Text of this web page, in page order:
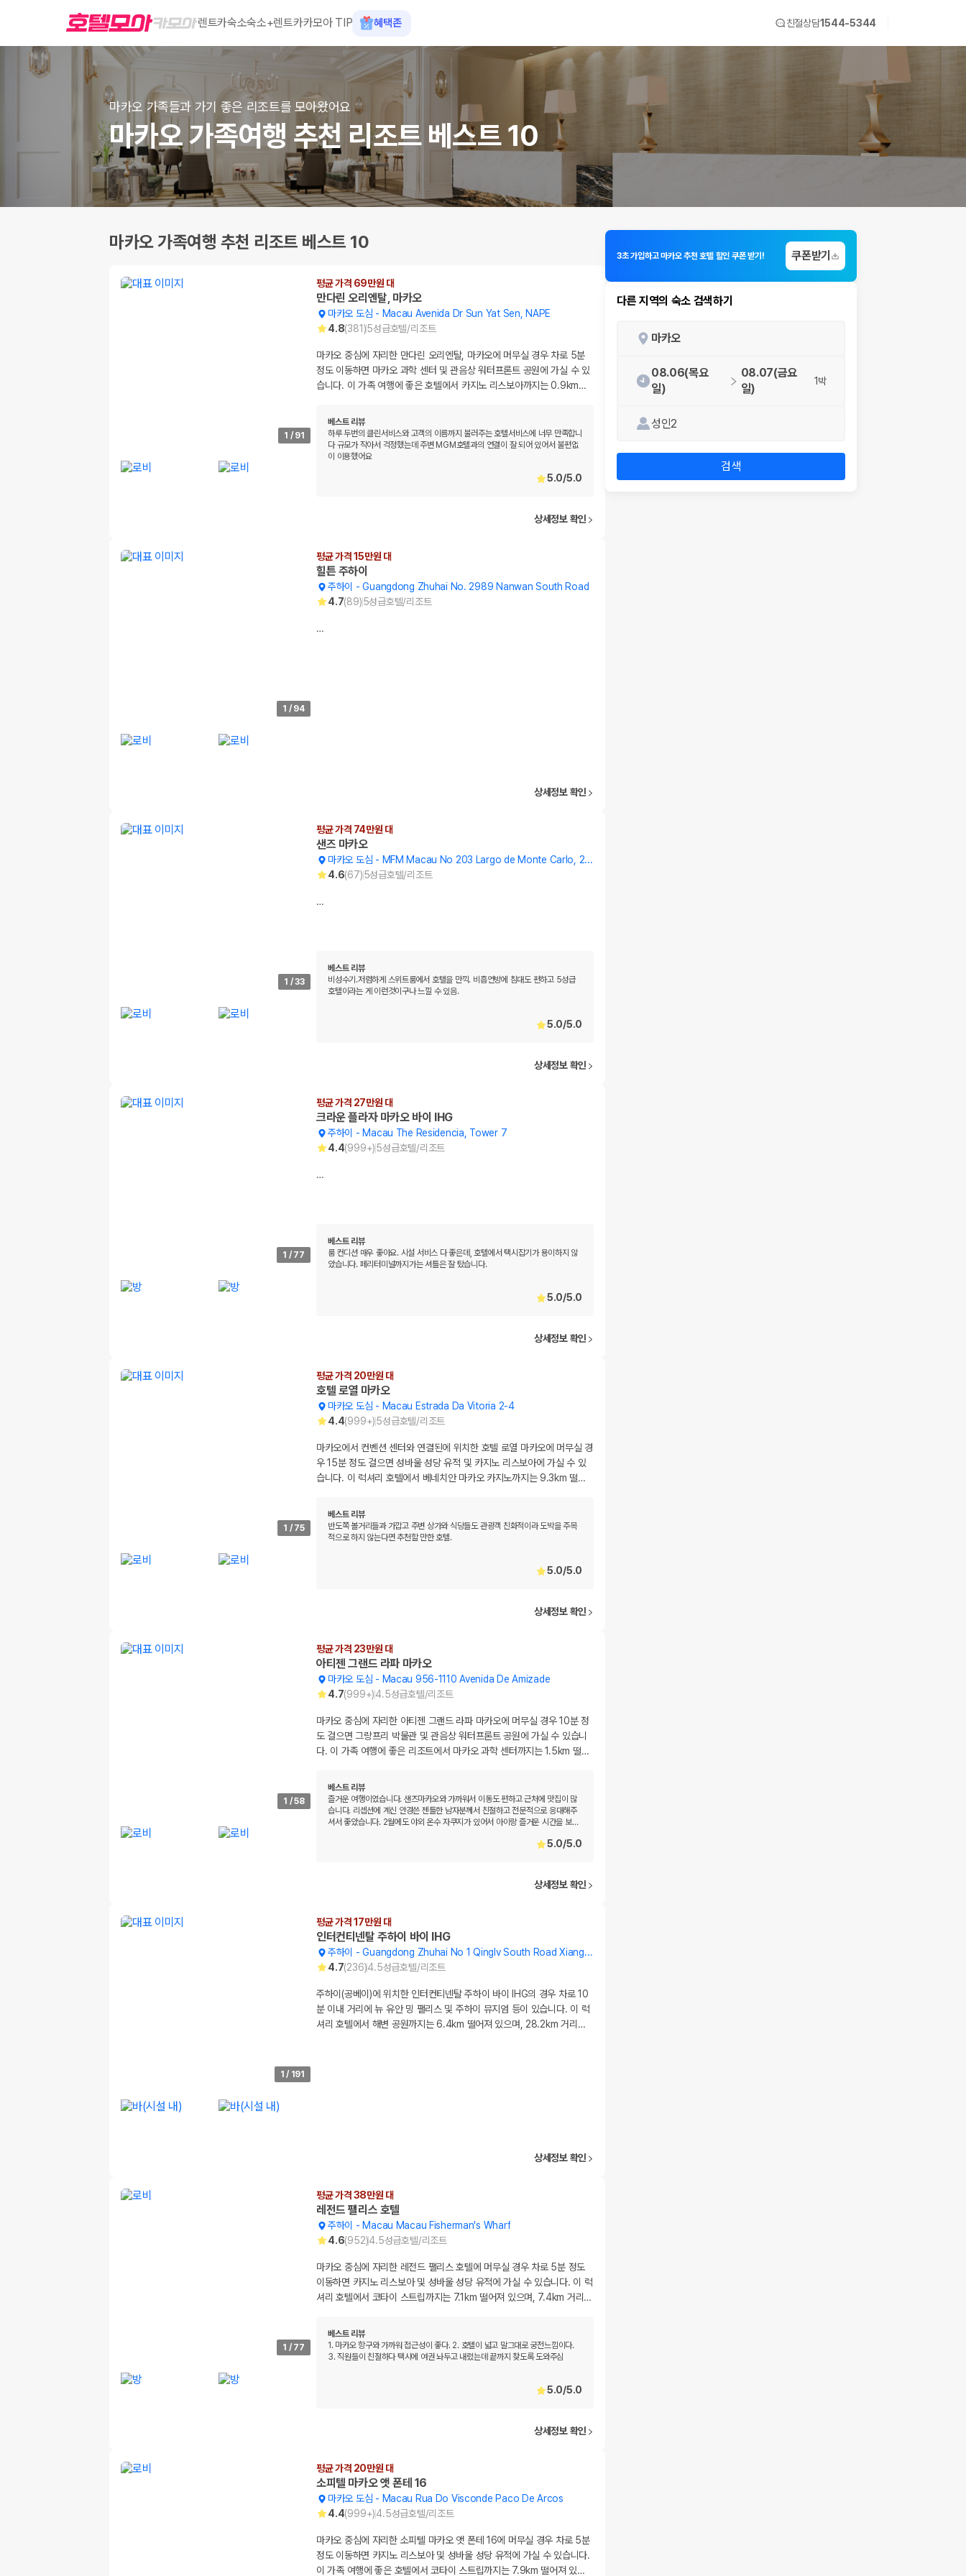
렌트카숙소숙소+렌트카카모아 TIP 혜택존 친절상담1544-5344
마카오 가족들과 가기 좋은 리조트를 모아왔어요
마카오 가족여행 추천 리조트 베스트 10
마카오 가족여행 추천 리조트 베스트 10
1 / 91
평균 가격 69만원 대
만다린 오리엔탈, 마카오
마카오 도심 - Macau Avenida Dr Sun Yat Sen, NAPE
4.8(381)5성급호텔/리조트
마카오 중심에 자리한 만다린 오리엔탈, 마카오에 머무실 경우 차로 5분
정도 이동하면 마카오 과학 센터 및 관음상 워터프론트 공원에 가실 수 있
습니다. 이 가족 여행에 좋은 호텔에서 카지노 리스보아까지는 0.9km…
베스트 리뷰
하루 두번의 클린서비스와 고객의 이름까지 불러주는 호텔서비스에 너무 만족합니
다 규모가 작아서 걱정했는데 주변 MGM호텔과의 연결이 잘 되어 있어서 불편없
이 이용했어요
5.0/5.0
상세정보 확인
1 / 94
평균 가격 15만원 대
힐튼 주하이
주하이 -Guangdong Zhuhai No. 2989 Nanwan South Road
4.7(89)5성급호텔/리조트
…
상세정보 확인
1 /33
평균 가격 74만원 대
샌즈 마카오
마카오 도심 - MFM Macau No 203 Largo de Monte Carlo, 203
4.6(67)5성급호텔/리조트
…
베스트 리뷰
비성수기.저렴하게 스위트룸에서 호텔을 만끽. 비흡연방에 침대도 편하고 5성급
호텔이라는 게 이런것이구나 느낄 수 있음.
5.0/5.0
상세정보 확인
1 / 77
평균 가격 27만원 대
크라운 플라자 마카오 바이 IHG
주하이 - Macau The Residencia, Tower 7
4.4(999+)5성급호텔/리조트
…
베스트 리뷰
룸 컨디션 매우 좋아요. 시설 서비스 다 좋은데, 호텔에서 택시잡기가 용이하지 않
았습니다. 페리터미널까지가는 셔틀은 잘 탔습니다.
5.0/5.0
상세정보 확인
1 / 75
평균 가격 20만원 대
호텔 로열 마카오
마카오 도심 - Macau Estrada Da Vitoria 2-4
4.4(999+)5성급호텔/리조트
마카오에서 컨벤션 센터와 연결된에 위치한 호텔 로열 마카오에 머무실 경
우 15분 정도 걸으면 성바울 성당 유적 및 카지노 리스보아에 가실 수 있
습니다. 이 럭셔리 호텔에서 베네치안 마카오 카지노까지는 9.3km 떨…
베스트 리뷰
반도쪽 볼거리들과 가깝고 주변 상가와 식당들도 관광객 친화적이라 도박을 주목
적으로 하지 않는다면 추천할 만한 호텔.
5.0/5.0
상세정보 확인
1 /58
평균 가격 23만원 대
아티젠 그랜드 라파 마카오
마카오 도심 - Macau 956-1110 Avenida De Amizade
4.7(999+)4.5성급호텔/리조트
마카오 중심에 자리한 아티젠 그랜드 라파 마카오에 머무실 경우 10분 정
도 걸으면 그랑프리 박물관 및 관음상 워터프론트 공원에 가실 수 있습니
다. 이 가족 여행에 좋은 리조트에서 마카오 과학 센터까지는 1.5km 떨…
베스트 리뷰
즐거운 여행이였습니다. 샌즈마카오와 가까워서 이동도 편하고 근처에 맛집이 많
습니다. 리셉션에 계신 안경쓴 젠틀한 남자분께서 친절하고 전문적으로 응대해주
셔서 좋았습니다. 2월에도 야외 온수 자쿠지가 있어서 아이랑 즐거운 시간을 보…
5.0/5.0
상세정보 확인
1 / 191
평균 가격 17만원 대
인터컨티넨탈 주하이 바이 IHG
주하이 -Guangdong Zhuhai No 1 Qinglv South Road Xiangzh
4.7(236)4.5성급호텔/리조트
주하이(공베이)에 위치한 인터컨티넨탈 주하이 바이 IHG의 경우 차로 10
분 이내 거리에 뉴 유안 밍 팰리스 및 주하이 뮤지엄 등이 있습니다. 이 럭
셔리 호텔에서 해변 공원까지는 6.4km 떨어져 있으며, 28.2km 거리 …
상세정보 확인
1 / 77
평균 가격 38만원 대
레전드 팰리스 호텔
주하이 - Macau Macau Fisherman's Wharf
4.6(952)4.5성급호텔/리조트
마카오 중심에 자리한 레전드 팰리스 호텔에 머무실 경우 차로 5분 정도
이동하면 카지노 리스보아 및 성바울 성당 유적에 가실 수 있습니다. 이 럭
셔리 호텔에서 코타이 스트립까지는 7.1km 떨어져 있으며, 7.4km 거리 …
베스트 리뷰
1. 마카오 항구와 가까워 접근성이 좋다. 2. 호텔이 넓고 말그대로 궁전느낌이다.
3. 직원들이 친절하다 택시에 여권 놔두고 내렸는데 끝까지 찾도록 도와주심
5.0/5.0
상세정보 확인
평균 가격 20만원 대
소피텔 마카오 앳 폰테 16
마카오 도심 - Macau Rua Do Visconde Paco De Arcos
4.4(999+)4.5성급호텔/리조트
마카오 중심에 자리한 소피텔 마카오 앳 폰테 16에 머무실 경우 차로 5분
정도 이동하면 카지노 리스보아 및 성바울 성당 유적에 가실 수 있습니다.
이 가족 여행에 좋은 호텔에서 코타이 스트립까지는 7.9km 떨어져 있…
3초 가입하고 마카오 추천 호텔 할인 쿠폰 받기! 쿠폰받기
다른 지역의 숙소 검색하기
마카오
08.06(목요
일)
08.07(금요
일)
1박
성인2
검색